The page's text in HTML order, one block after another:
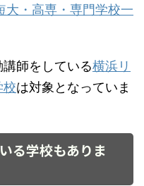
大・高専・専門学校一
師をしている横浜リ
校は対象となっていま
る学校もありま